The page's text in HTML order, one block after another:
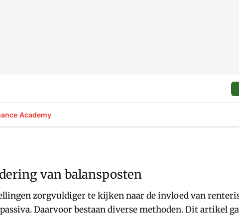
Academy
van balansposten
zorgvuldiger te kijken naar de invloed van
Daarvoor bestaan diverse methoden. Dit artikel